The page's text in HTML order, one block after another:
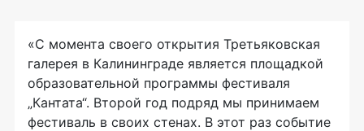
«С момента своего открытия Третьяковская
галерея в Калининграде является площадкой
образовательной программы фестиваля
„Кантата“. Второй год подряд мы принимаем
фестиваль в своих стенах. В этот раз событие